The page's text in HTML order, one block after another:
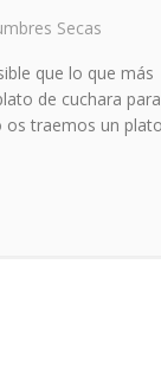
Secas
que lo que más
de cuchara para
os traemos un